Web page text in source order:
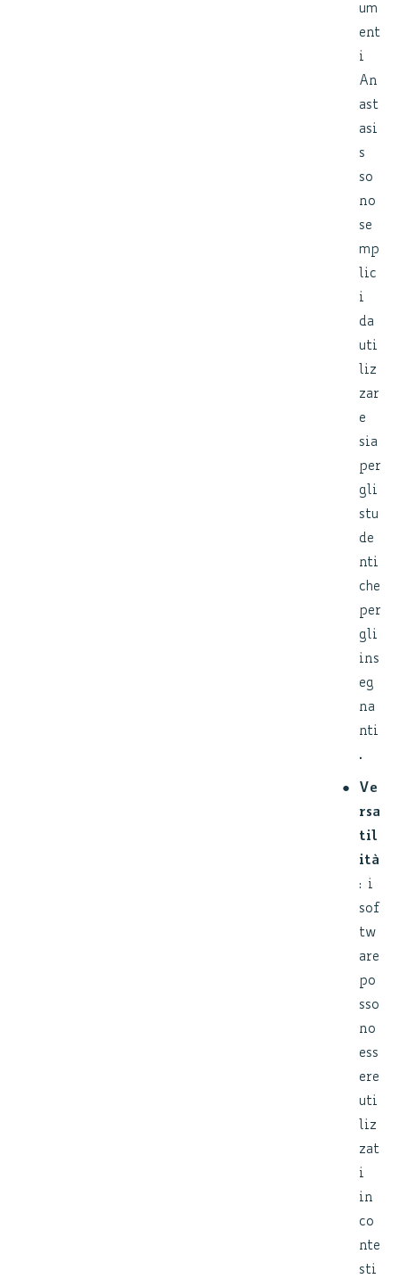
um
ent
i
An
ast
asi
s
so
no
se
mp
lic
i
da
uti
liz
zar
e
sia
per
gli
stu
de
nti
che
per
gli
ins
eg
na
nti
.
Ve
rsa
til
ità
: i
sof
tw
are
po
sso
no
ess
ere
uti
liz
zat
i
in
co
nte
sti